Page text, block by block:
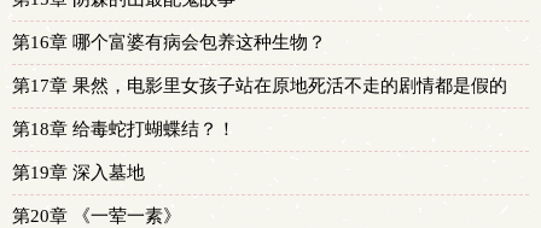
第16章 哪个富婆有病会包养这种生物？
第17章 果然，电影里女孩子站在原地死活不走的剧情都是假的
第18章 给毒蛇打蝴蝶结？！
第19章 深入墓地
第20章 《一荤一素》